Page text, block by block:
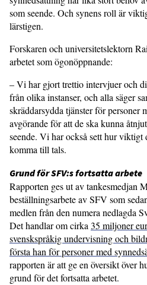
som seende. Och synens roll är
lärstigen.
Forskaren och universitetslektorn
arbetet som ögonöppnande:
– Vi har gjort trettio intervjuer och
från olika instanser, och alla säger
skräddarsydda tjänster för personer
avgörande för att de ska kunna
seende. Vi har också sett hur
komma till tals.
Grund för SFV:s fortsatta arbete
Rapporten ges ut av tankesmedjan
beställningsarbete av SFV som
medlen från den numera nedlagda
Det handlar om cirka35 miljoner
svenskspråkig undervisning och
första han för personer med
rapporten är att ge en översikt över
grund för det fortsatta arbetet.